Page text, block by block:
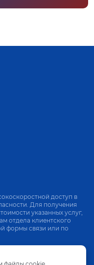
доступ в
Для получения
указанных услуг,
отдела клиентского
формы связи или по